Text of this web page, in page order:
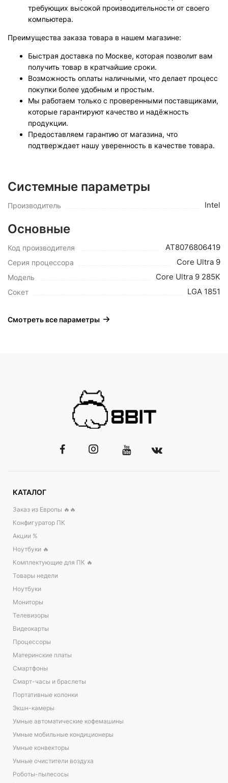
требующих высокой производительности от своего
компьютера.
Преимущества заказа товара в нашем магазине:
Быстрая доставка по Москве, которая позволит вам
получить товар в кратчайшие сроки.
Возможность оплаты наличными, что делает процесс
покупки более удобным и простым.
Мы работаем только с проверенными поставщиками,
которые гарантируют качество и надёжность
продукции.
Предоставляем гарантию от магазина, что
подтверждает нашу уверенность в качестве товара.
Системные параметры
Производитель Intel
Основные
Код производителя AT8076806419
Серия процессора Core Ultra 9
Модель Core Ultra 9 285K
Сокет LGA 1851
Смотреть все параметры
КАТАЛОГ
Заказ из Европы 🔥🔥
Конфигуратор ПК
Акции %
Ноутбуки 🔥
Комплектующие для ПК 🔥
Товары недели
Ноутбуки
Мониторы
Телевизоры
Видеокарты
Процессоры
Материнские платы
Смартфоны
Смарт-часы и браслеты
Портативные колонки
Экшн-камеры
Умные автоматические кофемашины
Умные мобильные кондиционеры
Умные конвекторы
Умные очистители воздуха
Роботы-пылесосы